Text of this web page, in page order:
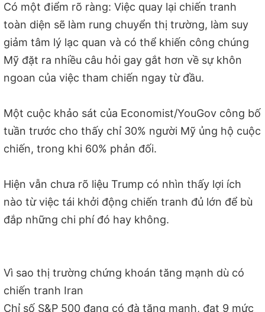
Có một điểm rõ ràng: Việc quay lại chiến tranh
toàn diện sẽ làm rung chuyển thị trường, làm suy
giảm tâm lý lạc quan và có thể khiến công chúng
Mỹ đặt ra nhiều câu hỏi gay gắt hơn về sự khôn
ngoan của việc tham chiến ngay từ đầu.
Một cuộc khảo sát của Economist/YouGov công bố
tuần trước cho thấy chỉ 30% người Mỹ ủng hộ cuộc
chiến, trong khi 60% phản đối.
Hiện vẫn chưa rõ liệu Trump có nhìn thấy lợi ích
nào từ việc tái khởi động chiến tranh đủ lớn để bù
đắp những chi phí đó hay không.
Vì sao thị trường chứng khoán tăng mạnh dù có
chiến tranh Iran
Chỉ số S&P 500 đang có đà tăng mạnh, đạt 9 mức